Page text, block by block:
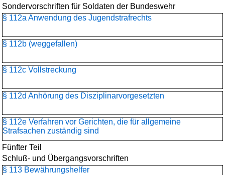
Sondervorschriften für Soldaten der Bundeswehr
§ 112a Anwendung des Jugendstrafrechts
§ 112b (weggefallen)
§ 112c Vollstreckung
§ 112d Anhörung des Disziplinarvorgesetzten
§ 112e Verfahren vor Gerichten, die für allgemeine
Strafsachen zuständig sind
Fünfter Teil
Schluß- und Übergangsvorschriften
§ 113 Bewährungshelfer